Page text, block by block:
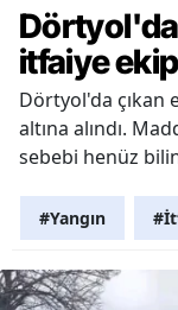
Dörtyol'da
itfaiye
Dörtyol'da çıkan
altına alındı.
sebebi henüz
#Yangın